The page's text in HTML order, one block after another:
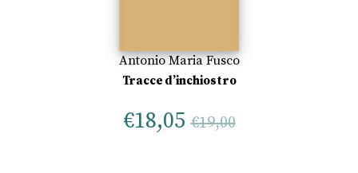
Antonio Maria Fusco
Tracce d’inchiostro
€18,05 €19,00